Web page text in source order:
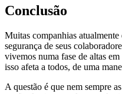
Conclusão
Muitas companhias atualmente
segurança de seus
vivemos numa fase de altas
isso afeta a todos, de uma
A questão é que nem sempre